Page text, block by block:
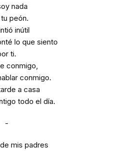
nada
peón.
inútil
lo que siento
ti.
conmigo,
conmigo.
a casa
todo el día.
-
mis padres